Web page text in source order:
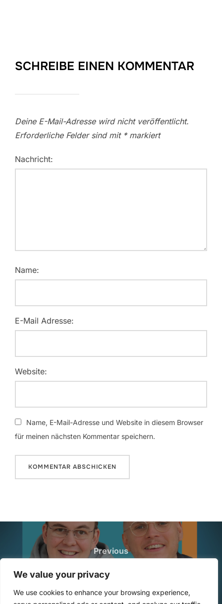
We value your privacy
We use cookies to enhance your browsing experience,
SCHREIBE EINEN KOMMENTAR
Deine E-Mail-Adresse wird nicht veröffentlicht.
Erforderliche Felder sind mit *markiert
Nachricht:
Name:
E-Mail Adresse:
Website:
Name, E-Mail-Adresse und Website in diesem Browser
für meinen nächsten Kommentar speichern.
Beitragsnavigation
Previous
Previous
325: Einem neuen Büro Leben
einhauchen